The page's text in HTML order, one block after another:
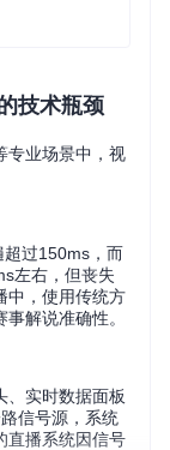
技术瓶颈
专业场景中，视
超过150ms，而
左右，但丧失
中，使用传统方
解说准确性。
、实时数据面板
信号源，系统
直播系统因信号